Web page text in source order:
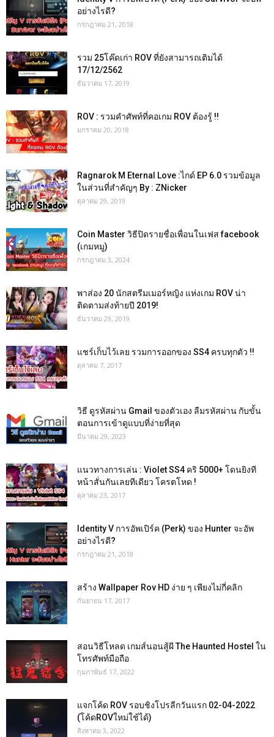
อย่างไรดี?
กรกฎาคม 21, 2018
รวม 25โค๊ดเก่า ROV ที่ยังสามารถเติมได้
17/12/2562
ธันวาคม 17, 2019
ROV : รวมคำศัพท์ที่คอเกม ROV ต้องรู้ !!
มกราคม 20, 2018
Ragnarok M Eternal Love :ไกด์ EP 6.0 รวมข้อมูล
ในส่วนที่สำคัญๆ By : ZNicker
ตุลาคม 29, 2019
Coin Master วิธีปิดรายชื่อเพื่อนในเฟส facebook
(เกมหมู)
กรกฎาคม 3, 2024
พาส่อง 20 นักสตรีมเมอร์หญิง แห่งเกม ROV น่า
ติดตามส่งท้ายปี 2019!
ธันวาคม 29, 2019
แชร์เก็บไว้เลย รวมการออกของ SS4 ครบทุกตัว !!
ตุลาคม 7, 2017
วิธี ดูรหัสผ่าน Gmail ของตัวเอง ลืมรหัสผ่าน กับขั้น
ตอนการเข้าดูแบบที่ง่ายที่สุด
มีนาคม 29, 2023
แนวทางการเล่น : Violet SS4 คริ 5000+ โดนยิงที
หน้าสั่นกันเลยทีเดียว โครตโหด !
ตุลาคม 23, 2017
Identity V การอัพเปิร์ค (Perk) ของ Hunter จะอัพ
อย่างไรดี?
กรกฎาคม 21, 2018
สร้าง Wallpaper Rov HD ง่าย ๆ เพียงไม่กี่คลิก
กันยายน 17, 2017
สอนวิธีโหลด เกมส์นอนสู้ผี The Haunted Hostel ใน
โทรศัพท์มือถือ
กุมภาพันธ์ 17, 2022
แจกโค้ด ROV รอบชิงโปรลีกวันแรก 02-04-2022
(โค้ดROVใหม่ใช้ได้)
สิงหาคม 3, 2022